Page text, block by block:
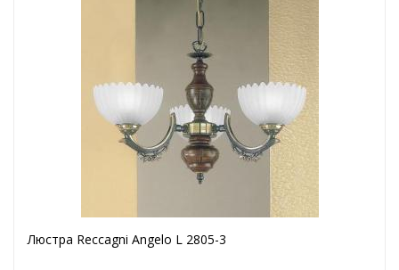
Люстра Reccagni Angelo L 2805-3